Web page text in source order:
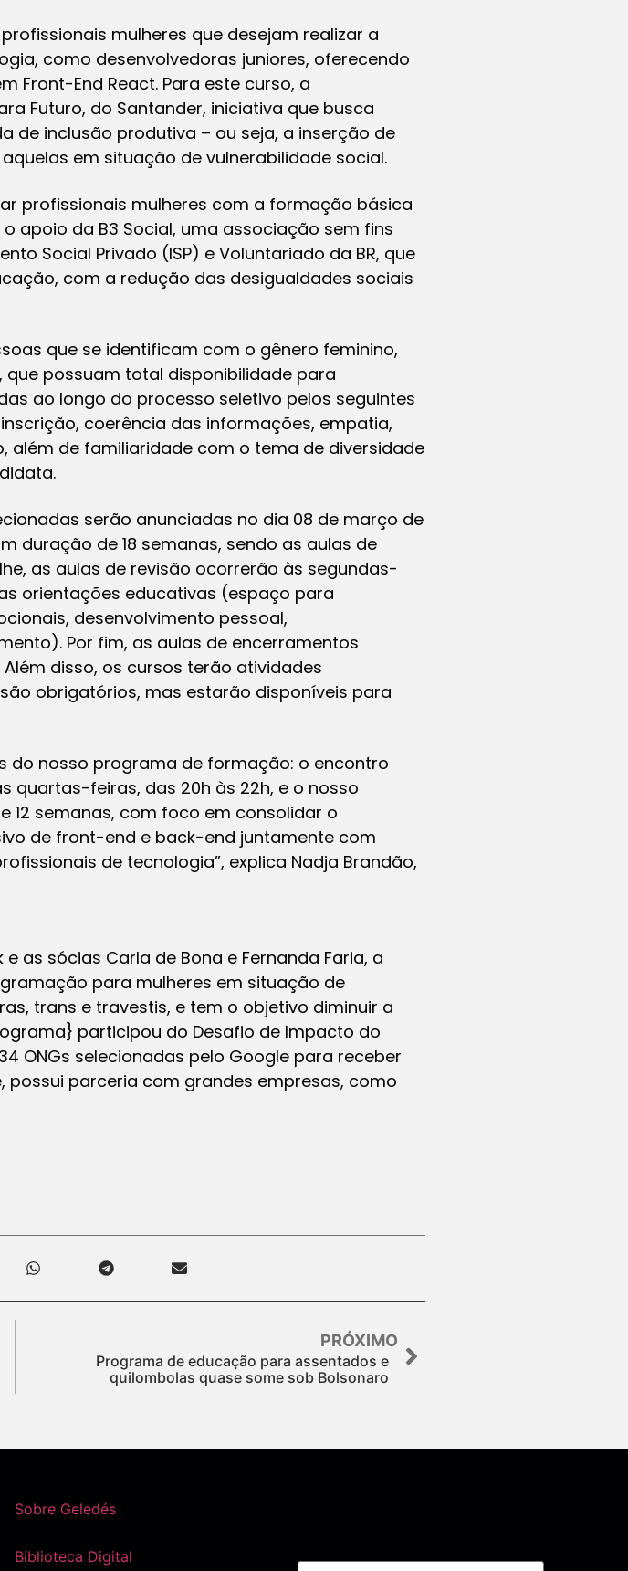
mulheres que desejam realizar a
como desenvolvedoras juniores, oferecendo
End React. Para este curso, a
Futuro, do Santander, iniciativa que busca
de inclusão produtiva – ou seja, a inserção de
em situação de vulnerabilidade social.
profissionais mulheres com a formação básica
apoio da B3 Social, uma associação sem fins
Social Privado (ISP) e Voluntariado da BR, que
com a redução das desigualdades sociais
que se identificam com o gênero feminino,
possuam total disponibilidade para
ao longo do processo seletivo pelos seguintes
coerência das informações, empatia,
de familiaridade com o tema de diversidade
serão anunciadas no dia 08 de março de
duração de 18 semanas, sendo as aulas de
as aulas de revisão ocorrerão às segundas-
orientações educativas (espaço para
desenvolvimento pessoal,
Por fim, as aulas de encerramentos
disso, os cursos terão atividades
obrigatórios, mas estarão disponíveis para
do nosso programa de formação: o encontro
quartas-feiras, das 20h às 22h, e o nosso
12 semanas, com foco em consolidar o
de front-end e back-end juntamente com
de tecnologia”, explica Nadja Brandão,
e as sócias Carla de Bona e Fernanda Faria, a
para mulheres em situação de
trans e travestis, e tem o objetivo diminuir a
participou do Desafio de Impacto do
ONGs selecionadas pelo Google para receber
possui parceria com grandes empresas, como
PRÓXIMO
Programa de educação para assentados e
quilombolas quase some sob Bolsonaro
Sobre Geledés
Biblioteca Digital